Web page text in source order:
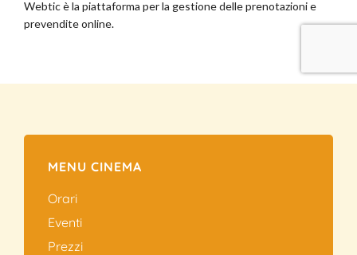
MENU CINEMA
Orari
Eventi
Prezzi